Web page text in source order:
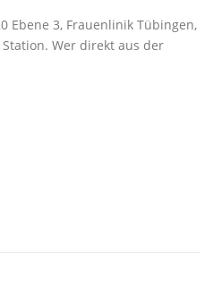
Ebene 3, Frauenlinik Tübingen,
Wer direkt aus der